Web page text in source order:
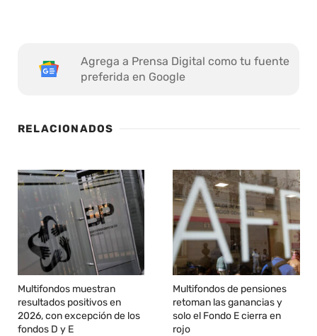
Agrega a Prensa Digital como tu fuente
preferida en Google
RELACIONADOS
Multifondos muestran
resultados positivos en
2026, con excepción de los
fondos D y E
Multifondos de pensiones
retoman las ganancias y
solo el Fondo E cierra en
rojo